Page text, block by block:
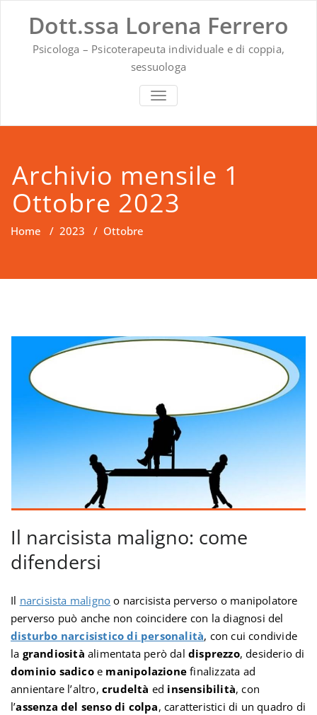
contenutoDott.ssa Lorena Ferrero
Psicologa – Psicoterapeuta individuale e di coppia,
sessuologa
MOSTRA O NASCONDI LA
Archivio mensile 1
Ottobre 2023
Home / 2023 / Ottobre
Il narcisista maligno: come
difendersi
Il narcisista maligno o narcisista perverso o manipolatore
perverso può anche non coincidere con la diagnosi del
disturbo narcisistico di personalità, con cui condivide
la grandiositàalimentata però daldisprezzo, desiderio di
dominio sadicoe manipolazione finalizzata ad
annientare l’altro, crudeltà ed insensibilità, con
l’assenza del senso di colpa, caratteristici di un quadro di